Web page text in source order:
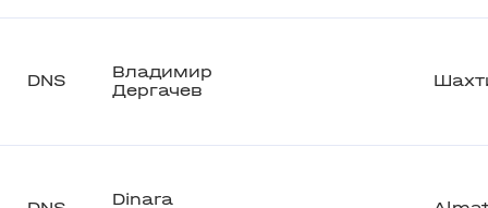
DNS
Владимир
Дергачев
Dinara